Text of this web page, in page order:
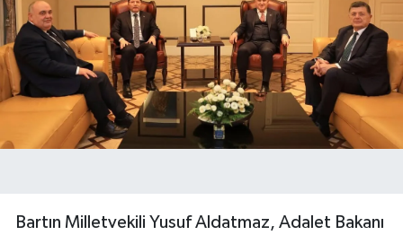
Bartın Milletvekili Yusuf Aldatmaz, Adalet Bakanı